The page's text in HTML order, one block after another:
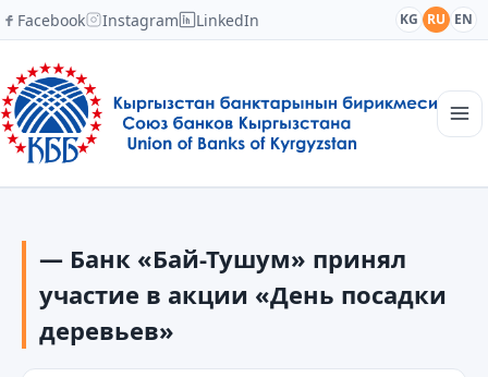
Facebook Instagram LinkedIn KG RU EN
Новости
Академия
Члены и партнеры
Сотрудничество
Контакты
— Банк «Бай-Тушум» принял
участие в акции «День посадки
деревьев»